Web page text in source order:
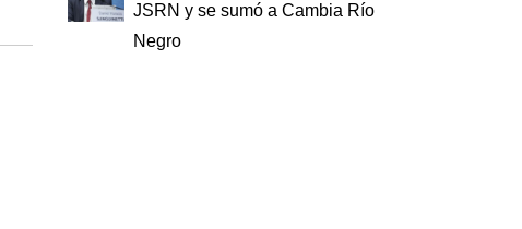
JSRN y se sumó a Cambia Río
Negro